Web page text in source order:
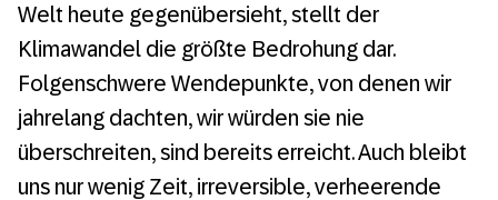
Welt heute gegenübersieht, stellt der
Klimawandel die größte Bedrohung dar.
Folgenschwere Wendepunkte, von denen wir
jahrelang dachten, wir würden sie nie
überschreiten, sind bereits erreicht. Auch bleibt
uns nur wenig Zeit, irreversible, verheerende